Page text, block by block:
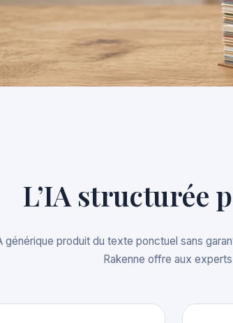
L’IA structurée
générique produit du texte ponctuel sans
Rakenne offre aux